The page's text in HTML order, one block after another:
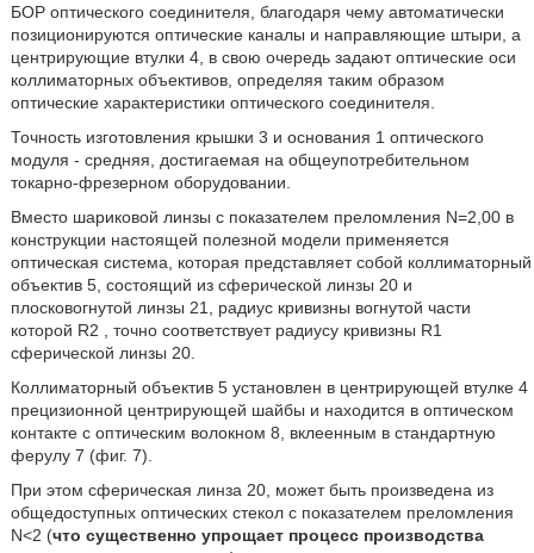
БОР оптического соединителя, благодаря чему автоматически
позиционируются оптические каналы и направляющие штыри, а
центрирующие втулки 4, в свою очередь задают оптические оси
коллиматорных объективов, определяя таким образом
оптические характеристики оптического соединителя.
Точность изготовления крышки 3 и основания 1 оптического
модуля - средняя, достигаемая на общеупотребительном
токарно-фрезерном оборудовании.
Вместо шариковой линзы с показателем преломления N=2,00 в
конструкции настоящей полезной модели применяется
оптическая система, которая представляет собой коллиматорный
объектив 5, состоящий из сферической линзы 20 и
плосковогнутой линзы 21, радиус кривизны вогнутой части
которой R2 , точно соответствует радиусу кривизны R1
сферической линзы 20.
Коллиматорный объектив 5 установлен в центрирующей втулке 4
прецизионной центрирующей шайбы и находится в оптическом
контакте с оптическим волокном 8, вклеенным в стандартную
ферулу 7 (фиг. 7).
При этом сферическая линза 20, может быть произведена из
общедоступных оптических стекол с показателем преломления
N<2 (что существенно упрощает процесс производства